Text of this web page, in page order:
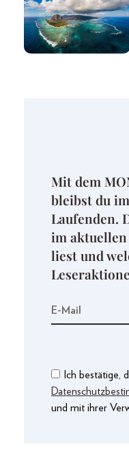
Mit dem
bleibst du
Laufenden.
im
liest und
Ich bestätige,
und mit ihrer